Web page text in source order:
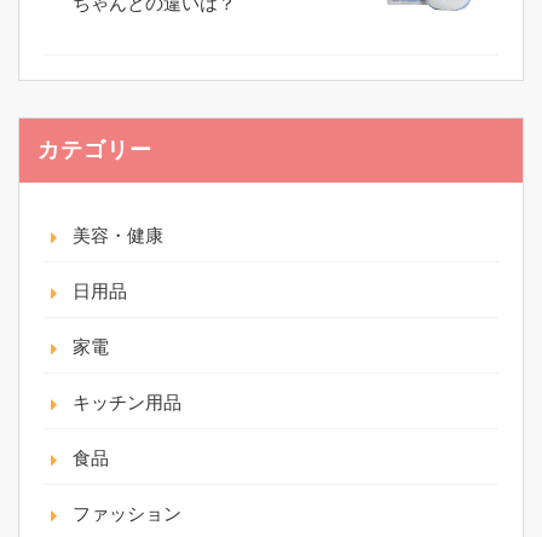
カテゴリー
美容・健康
日用品
家電
キッチン用品
食品
ファッション